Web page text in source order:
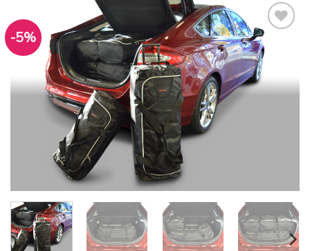
-5%
Ajouter
wishlist